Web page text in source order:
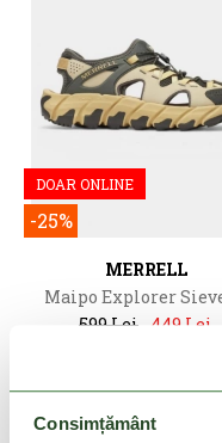
Consimțământ
DOAR ONLINE
-25%
MERRELL
Maipo Explorer
599 Lei 449 Lei
12